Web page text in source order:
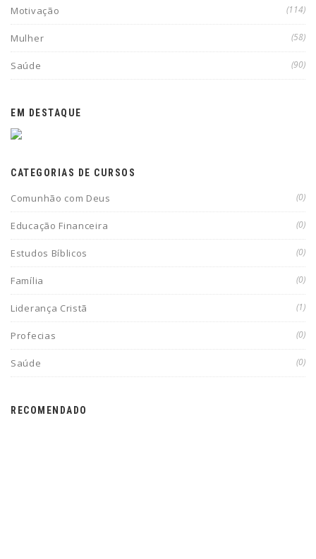
Motivação (114)
Mulher (58)
Saúde (90)
EM DESTAQUE
CATEGORIAS DE CURSOS
Comunhão com Deus (0)
Educação Financeira (0)
Estudos Bíblicos (0)
Família (0)
Liderança Cristã (1)
Profecias (0)
Saúde (0)
RECOMENDADO